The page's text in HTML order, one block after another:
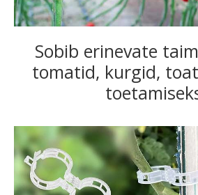
Sobib erinevate
tomatid, kurgid,